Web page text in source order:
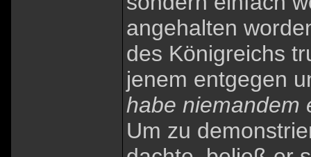
angehalten
des Königreichs
jenem entgegen
habe niemandem
Um zu